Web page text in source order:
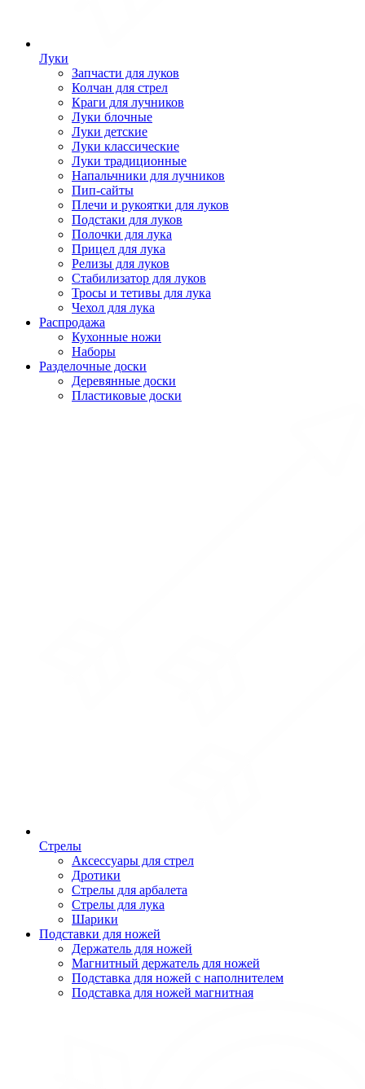
Луки
Запчасти для луков
Колчан для стрел
Краги для лучников
Луки блочные
Луки детские
Луки классические
Луки традиционные
Напальчники для лучников
Пип-сайты
Плечи и рукоятки для луков
Подстаки для луков
Полочки для лука
Прицел для лука
Релизы для луков
Стабилизатор для луков
Тросы и тетивы для лука
Чехол для лука
Распродажа
Кухонные ножи
Наборы
Разделочные доски
Деревянные доски
Пластиковые доски
Стрелы
Аксессуары для стрел
Дротики
Стрелы для арбалета
Стрелы для лука
Шарики
Подставки для ножей
Держатель для ножей
Магнитный держатель для ножей
Подставка для ножей с наполнителем
Подставка для ножей магнитная